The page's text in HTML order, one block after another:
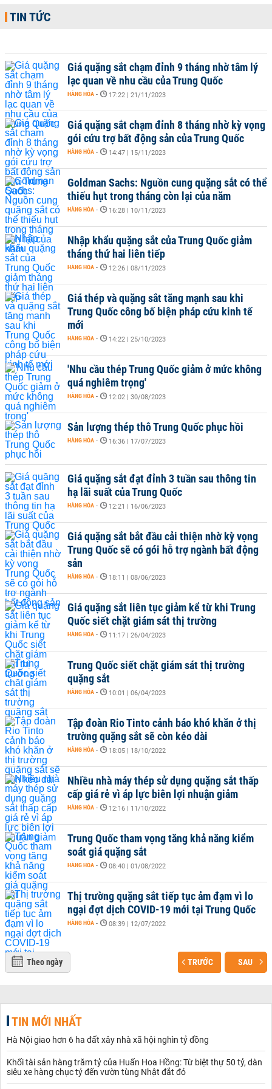
TIN TỨC
Giá quặng sắt chạm đỉnh 9 tháng nhờ tâm lý
lạc quan về nhu cầu của Trung Quốc
HÀNG HÓA - 17:22 | 21/11/2023
Giá quặng sắt chạm đỉnh 8 tháng nhờ kỳ vọng
gói cứu trợ bất động sản của Trung Quốc
HÀNG HÓA - 14:47 | 15/11/2023
Goldman Sachs: Nguồn cung quặng sắt có thể
thiếu hụt trong tháng còn lại của năm
HÀNG HÓA - 16:28 | 10/11/2023
Nhập khẩu quặng sắt của Trung Quốc giảm
tháng thứ hai liên tiếp
HÀNG HÓA - 12:26 | 08/11/2023
Giá thép và quặng sắt tăng mạnh sau khi
Trung Quốc công bố biện pháp cứu kinh tế
mới
HÀNG HÓA - 14:22 | 25/10/2023
'Nhu cầu thép Trung Quốc giảm ở mức không
quá nghiêm trọng'
HÀNG HÓA - 12:02 | 30/08/2023
Sản lượng thép thô Trung Quốc phục hồi
HÀNG HÓA - 16:36 | 17/07/2023
Giá quặng sắt đạt đỉnh 3 tuần sau thông tin
hạ lãi suất của Trung Quốc
HÀNG HÓA - 12:21 | 16/06/2023
Giá quặng sắt bắt đầu cải thiện nhờ kỳ vọng
Trung Quốc sẽ có gói hỗ trợ ngành bất động
sản
HÀNG HÓA - 18:11 | 08/06/2023
Giá quặng sắt liên tục giảm kể từ khi Trung
Quốc siết chặt giám sát thị trường
HÀNG HÓA - 11:17 | 26/04/2023
Trung Quốc siết chặt giám sát thị trường
quặng sắt
HÀNG HÓA - 10:01 | 06/04/2023
Tập đoàn Rio Tinto cảnh báo khó khăn ở thị
trường quặng sắt sẽ còn kéo dài
HÀNG HÓA - 18:05 | 18/10/2022
Nhiều nhà máy thép sử dụng quặng sắt thấp
cấp giá rẻ vì áp lực biên lợi nhuận giảm
HÀNG HÓA - 12:16 | 11/10/2022
Trung Quốc tham vọng tăng khả năng kiểm
soát giá quặng sắt
HÀNG HÓA - 08:40 | 01/08/2022
Thị trường quặng sắt tiếp tục ảm đạm vì lo
ngại đợt dịch COVID-19 mới tại Trung Quốc
HÀNG HÓA - 08:39 | 12/07/2022
Theo ngày TRƯỚC SAU
TIN MỚI NHẤT
Hà Nội giao hơn 6 ha đất xây nhà xã hội nghìn tỷ đồng
Khối tài sản hàng trăm tỷ của Huấn Hoa Hồng: Từ biệt thự 50 tỷ, dàn
siêu xe hàng chục tỷ đến vườn tùng Nhật đắt đỏ